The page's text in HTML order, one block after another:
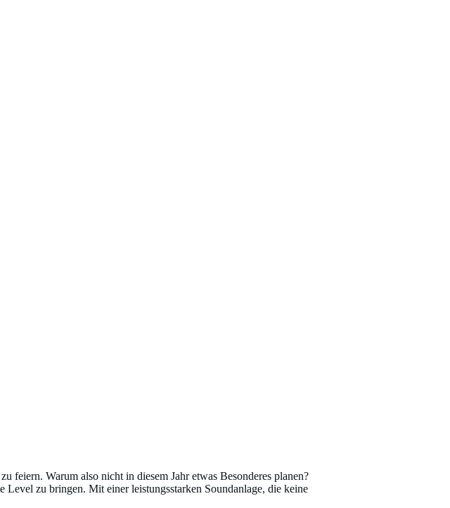
feiern. Warum also nicht in diesem Jahr etwas Besonderes planen?
Level zu bringen. Mit einer leistungsstarken Soundanlage, die keine